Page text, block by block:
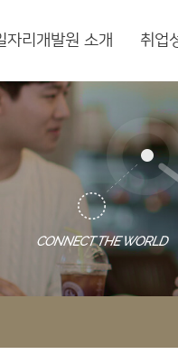
자리개발원 소개 취업